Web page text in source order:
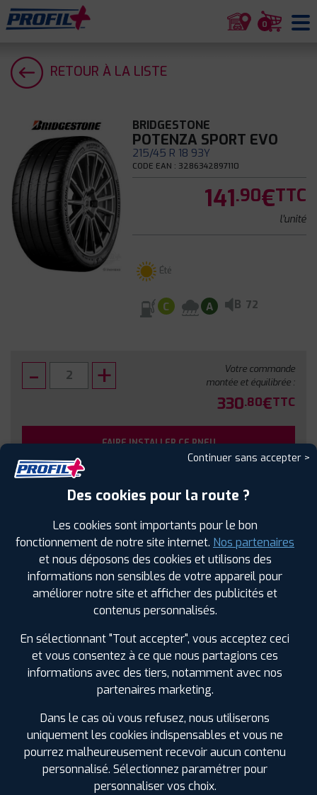
0
RETOUR À LA LISTE
BRIDGESTONE
POTENZA SPORT EVO
215/45 R 18 93Y
CODE EAN : 3286342897110
141.90€TTC
l'unité
Été
C A B 72
Votre commande
montée et équilibrée :
330.80€TTC
FAIRE INSTALLER CE PNEU
Sous réserve de disponibilité en agence
SPÉCIFICATIONS AVIS CLIENTS ÉTIQUETAGE
Étiquetage
Continuer sans accepter >
Des cookies pour la route ?
Les cookies sont importants pour le bon
fonctionnement de notre site internet. Nos partenaires
et nous déposons des cookies et utilisons des
informations non sensibles de votre appareil pour
améliorer notre site et afficher des publicités et
contenus personnalisés.
En sélectionnant "Tout accepter", vous acceptez ceci
et vous consentez à ce que nous partagions ces
informations avec des tiers, notamment avec nos
partenaires marketing.
Dans le cas où vous refusez, nous utiliserons
uniquement les cookies indispensables et vous ne
pourrez malheureusement recevoir aucun contenu
personnalisé. Sélectionnez paramétrer pour
personnaliser vos choix.